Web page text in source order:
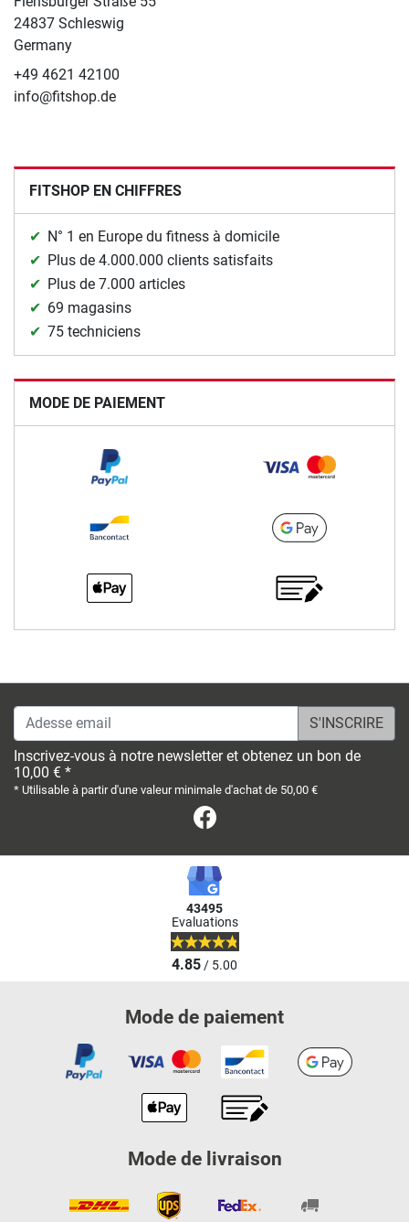
24837 Schleswig
Germany
+49 4621 42100
info@fitshop.de
FITSHOP EN CHIFFRES
N° 1 en Europe du fitness à domicile
Plus de 4.000.000 clients satisfaits
Plus de 7.000 articles
69 magasins
75 techniciens
MODE DE PAIEMENT
Adesse email
Inscrivez-vous à notre newsletter et obtenez un bon de
10,00 € *
* Utilisable à partir d'une valeur minimale d'achat de 50,00 €
43495
Evaluations
4.85/ 5.00
Mode de paiement
Mode de livraison